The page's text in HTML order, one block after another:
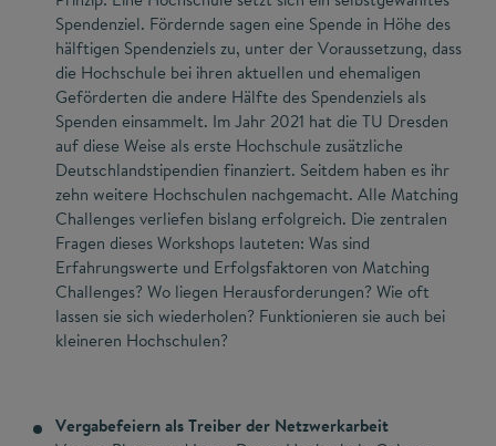
Spendenziel. Fördernde sagen eine Spende in Höhe des
hälftigen Spendenziels zu, unter der Voraussetzung, dass
die Hochschule bei ihren aktuellen und ehemaligen
Geförderten die andere Hälfte des Spendenziels als
Spenden einsammelt. Im Jahr 2021 hat die TU Dresden
auf diese Weise als erste Hochschule zusätzliche
Deutschlandstipendien finanziert. Seitdem haben es ihr
zehn weitere Hochschulen nachgemacht. Alle Matching
Challenges verliefen bislang erfolgreich. Die zentralen
Fragen dieses Workshops lauteten: Was sind
Erfahrungswerte und Erfolgsfaktoren von Matching
Challenges? Wo liegen Herausforderungen? Wie oft
lassen sie sich wiederholen? Funktionieren sie auch bei
kleineren Hochschulen?
Vergabefeiern als Treiber der Netzwerkarbeit